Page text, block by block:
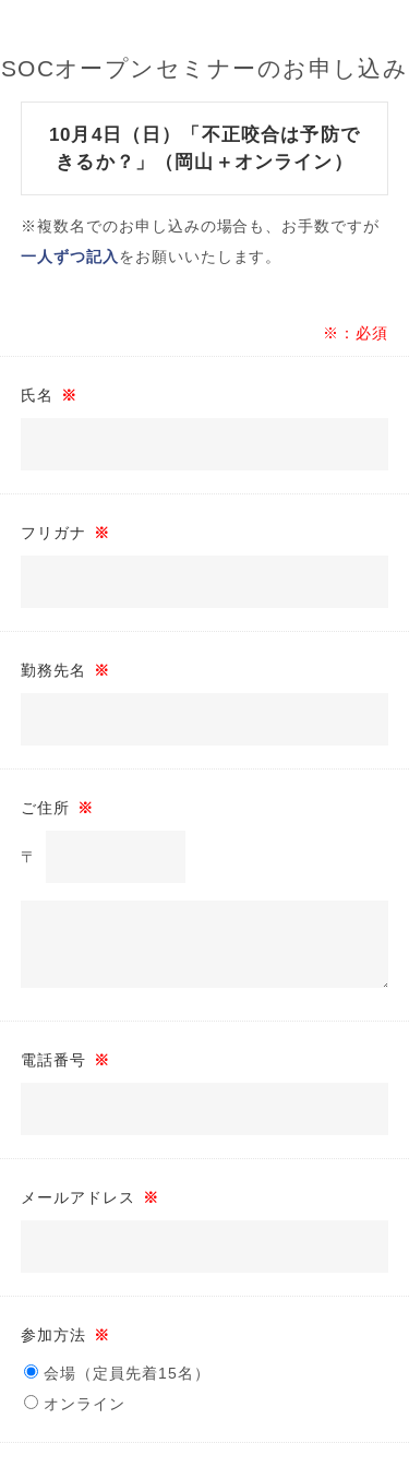
SOCオープンセミナーのお申し込み
10月4日（日）「不正咬合は予防で
きるか？」（岡山＋オンライン）
※複数名でのお申し込みの場合も、お手数ですが
一人ずつ記入 をお願いいたします。
※：必須
氏名 ※
フリガナ ※
勤務先名 ※
ご住所 ※
〒
電話番号 ※
メールアドレス ※
参加方法 ※
会場（定員先着15名）
オンライン